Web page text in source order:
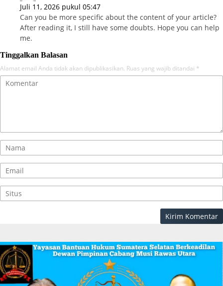
Juli 11, 2026 pukul 05:47
Can you be more specific about the content of your article?
After reading it, I still have some doubts. Hope you can help
me.
Tinggalkan Balasan
Alamat email Anda tidak akan dipublikasikan. Ruas yang wajib ditandai *